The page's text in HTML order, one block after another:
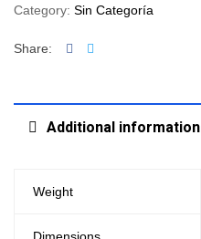
Category: Sin Categoría
Share: Facebook
Additional information
Weight